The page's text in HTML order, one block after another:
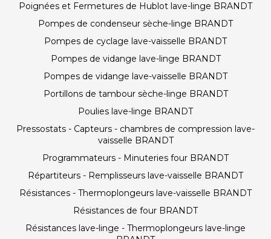
Poignées et Fermetures de Hublot lave-linge BRANDT
Pompes de condenseur sèche-linge BRANDT
Pompes de cyclage lave-vaisselle BRANDT
Pompes de vidange lave-linge BRANDT
Pompes de vidange lave-vaisselle BRANDT
Portillons de tambour sèche-linge BRANDT
Poulies lave-linge BRANDT
Pressostats - Capteurs - chambres de compression lave-
vaisselle BRANDT
Programmateurs - Minuteries four BRANDT
Répartiteurs - Remplisseurs lave-vaisselle BRANDT
Résistances - Thermoplongeurs lave-vaisselle BRANDT
Résistances de four BRANDT
Résistances lave-linge - Thermoplongeurs lave-linge